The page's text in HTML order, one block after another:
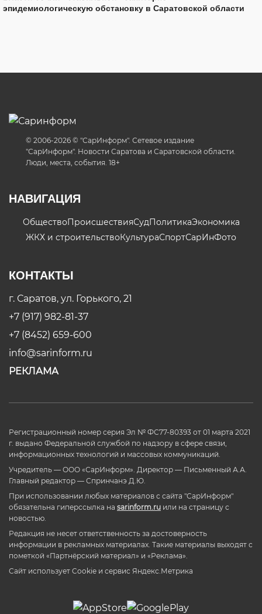
эпидемиологическую обстановку в Саратовской области
© 2006-2026 © "СарИнформ". Сетевое издание
"СарИнформ". Новости Саратова и Саратовской области.
Люди, места, события. 18+
НАВИГАЦИЯ
ОбществоПроисшествияСудПолитикаЭкономика
ЖКХ и строительствоКультураСпортСарИнФото
КОНТАКТЫ
г. Саратов, ул. Горького, 21
+7 (917) 982-81-37
+7 (8452) 659-600
info@sarinform.ru
РЕКЛАМА
Регистрационный номер серия Эл № ФС77-80393 от 01 марта 2021
г. выдано Федеральной службой по надзору в сфере связи,
информационных технологий и массовых коммуникаций.
Учредитель — ООО «СарИнформ». Директор — Письменный А.А.
Главный редактор — Спринчанэ Д.Ю.
При использовании любых материалов с сайта "СарИнформ"
обязательна гиперссылка на sarinform.ru или на страницу с
новостью.
Редакция не несет ответственность за достоверность
информации в рекламных материалах. Такие материалы выходят с
пометкой «Партнёрский материал» и «Реклама».
Сайт использует Cookie и сервиc Яндекс.Метрика